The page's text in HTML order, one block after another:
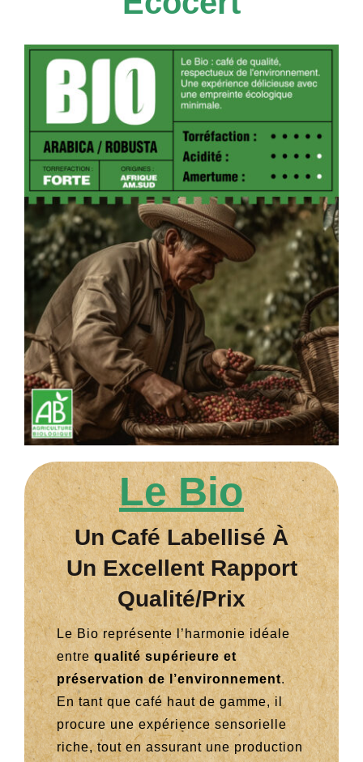
Le Bio
Un Café Labellisé À
Un Excellent Rapport
Qualité/prix
Le Bio représente l’harmonie idéale
entrequalité supérieure et
préservation de l’environnement.
En tant que café haut de gamme, il
procure une expérience sensorielle
riche, tout en assurant une production